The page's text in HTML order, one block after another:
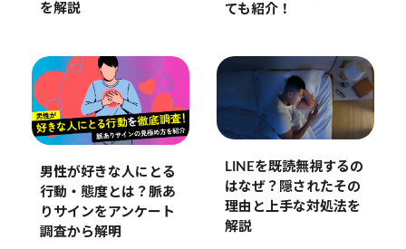
を解説
ても紹介！
男性が好きな人にとる
行動・態度とは？脈あ
りサインをアンケート
調査から解明
LINEを既読無視するの
はなぜ？隠されたその
理由と上手な対処法を
解説